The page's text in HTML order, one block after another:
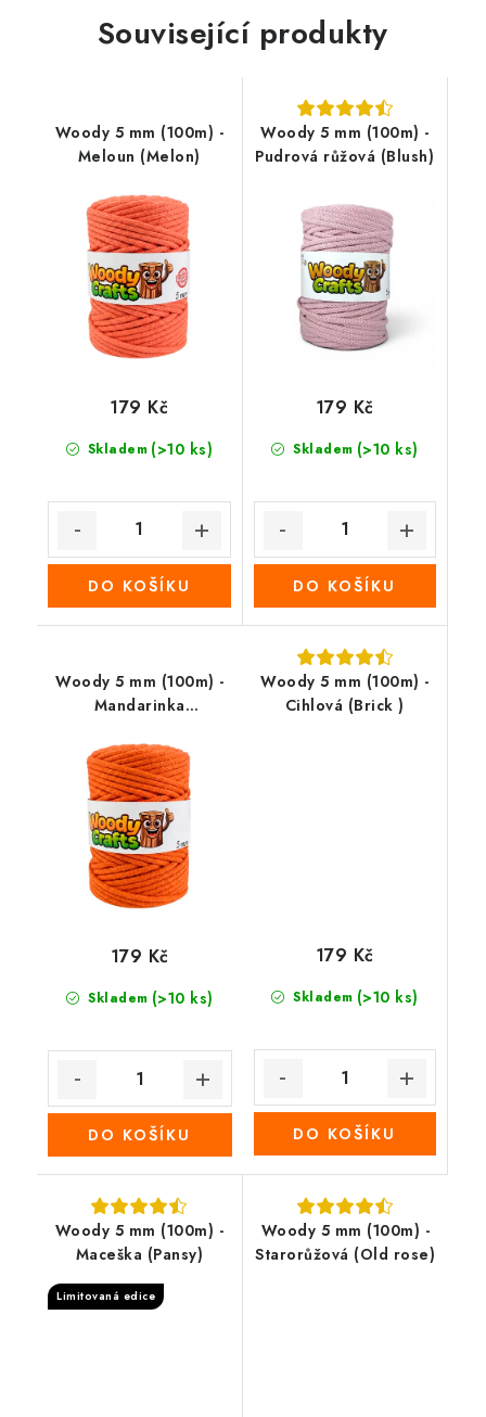
Související produkty
Woody 5 mm (100m) -
Meloun (Melon)
Skladem (>10 ks)
179 Kč
DO KOŠÍKU
Woody 5 mm (100m) -
Pudrová růžová (Blush)
Skladem (>10 ks)
179 Kč
DO KOŠÍKU
Woody 5 mm (100m) -
Mandarinka
Skladem (>10 ks)
179 Kč
DO KOŠÍKU
Woody 5 mm (100m) -
Cihlová (Brick )
Skladem (>10 ks)
179 Kč
DO KOŠÍKU
Woody 5 mm (100m) -
Maceška (Pansy)
Limitovaná edice
Woody 5 mm (100m) -
Starorůžová (Old rose)